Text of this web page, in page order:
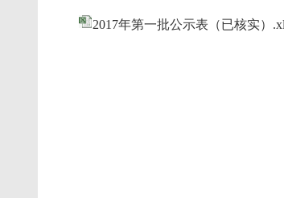
2017年第一批公示表（已核实）